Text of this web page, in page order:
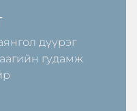
дүүрэг
гудамж